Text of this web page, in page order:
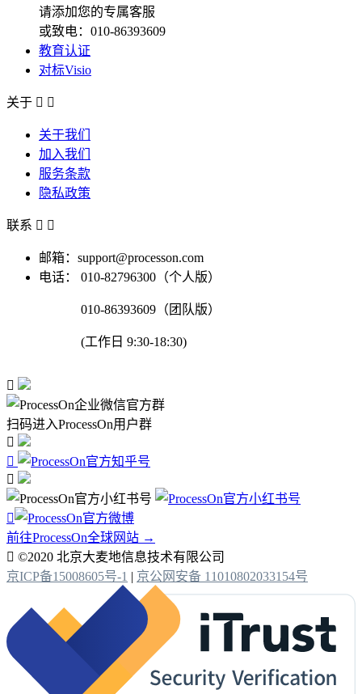
请添加您的专属客服
或致电：010-86393609
教育认证
对标Visio
关于  
关于我们
加入我们
服务条款
隐私政策
联系  
邮箱：support@processon.com
电话：
010-82796300（个人版）
010-86393609（团队版）
(工作日 9:30-18:30)

扫码进入ProcessOn用户群




前往ProcessOn全球网站 →
 ©2020 北京大麦地信息技术有限公司
京ICP备15008605号-1 | 京公网安备 11010802033154号